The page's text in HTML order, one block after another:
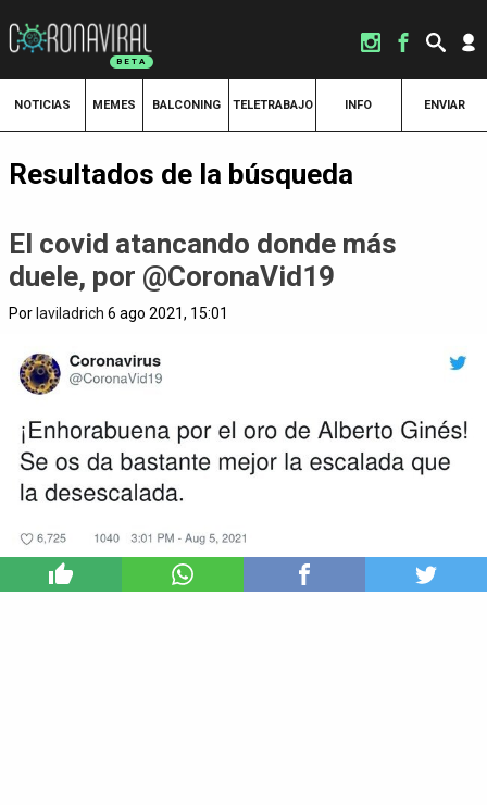
NOTICIAS MEMES BALCONING TELETRABAJO INFO ENVIAR
Resultados de la búsqueda
El covid atancando donde más
duele, por @CoronaVid19
Por laviladrich 6 ago 2021, 15:01